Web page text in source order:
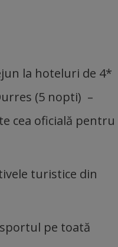
la hoteluri de 4*
(5 nopti) –
cea oficială pentru
turistice din
pe toată